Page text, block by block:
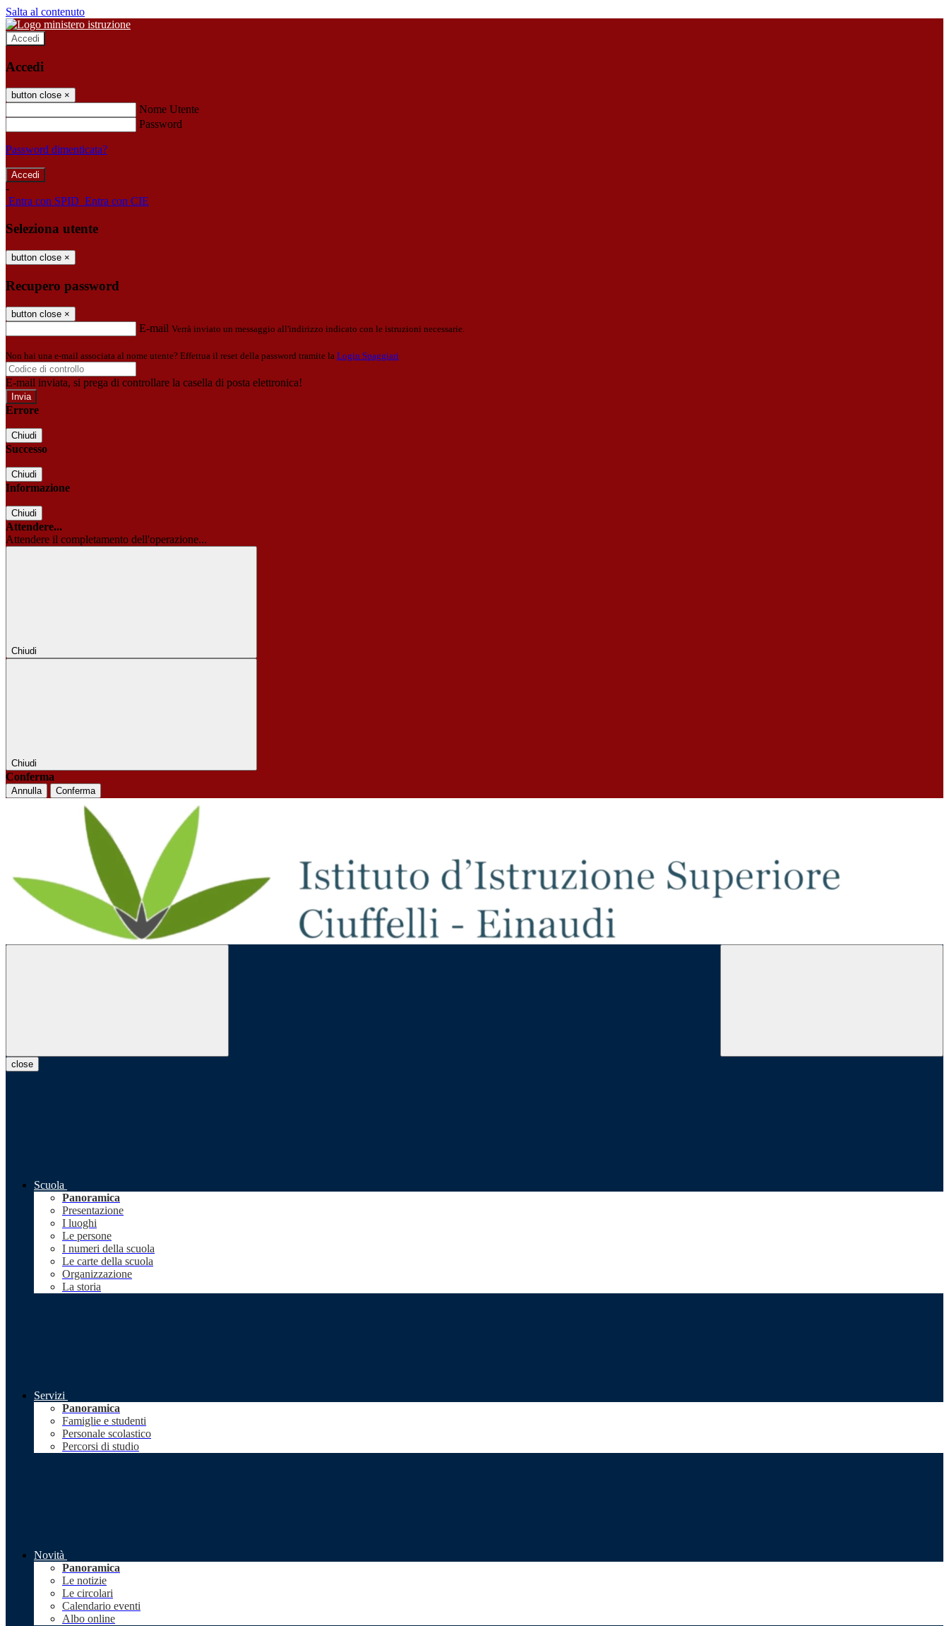
Salta al contenuto
Accedi
Accedi
button close ×
Nome Utente
Password
Password dimenticata?
-
Entra con SPID Entra con CIE
Seleziona utente
button close ×
Recupero password
button close ×
E-mail Verrà inviato un messaggio all'indirizzo indicato con le istruzioni necessarie.
Non hai una e-mail associata al nome utente? Effettua il reset della password tramite la Login Spaggiari
E-mail inviata, si prega di controllare la casella di posta elettronica!
Errore
Chiudi
Successo
Chiudi
Informazione
Chiudi
Attendere...
Attendere il completamento dell'operazione...
Chiudi
Chiudi
Conferma
Annulla Conferma
close
Scuola
Panoramica
Presentazione
I luoghi
Le persone
I numeri della scuola
Le carte della scuola
Organizzazione
La storia
Servizi
Panoramica
Famiglie e studenti
Personale scolastico
Percorsi di studio
Novità
Panoramica
Le notizie
Le circolari
Calendario eventi
Albo online